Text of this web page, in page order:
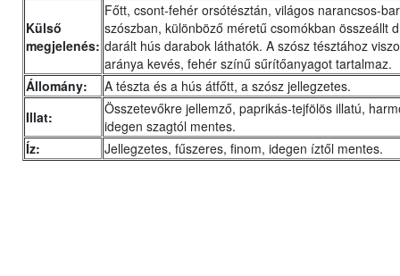
Külső
megjelenés:
Főtt, csont-fehér orsótésztán, világos narancsos-
szószban, különböző méretű csomókban összeállt
darált hús darabok láthatók. A szósz tésztához
aránya kevés, fehér színű sűrítőanyagot tartalmaz.
Állomány:
A tészta és a hús átfőtt, a szósz jellegzetes.
Illat:
Összetevőkre jellemző, paprikás-tejfölös illatú,
idegen szagtól mentes.
Íz:
Jellegzetes, fűszeres, finom, idegen íztől mentes.